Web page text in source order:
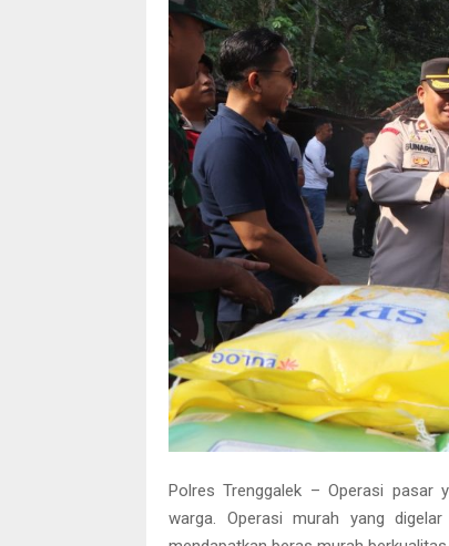
Polres Trenggalek – Operasi pasar
warga. Operasi murah yang